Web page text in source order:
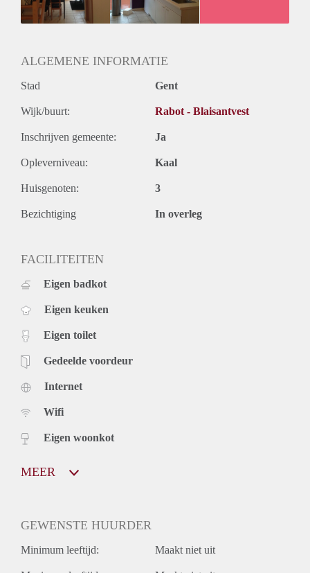
ALGEMENE INFORMATIE
Stad Gent
Wijk/buurt: Rabot - Blaisantvest
Inschrijven gemeente: Ja
Opleverniveau: Kaal
Huisgenoten: 3
Bezichtiging In overleg
FACILITEITEN
Eigen badkot
Eigen keuken
Eigen toilet
Gedeelde voordeur
Internet
Wifi
Eigen woonkot
MEER
GEWENSTE HUURDER
Minimum leeftijd: Maakt niet uit